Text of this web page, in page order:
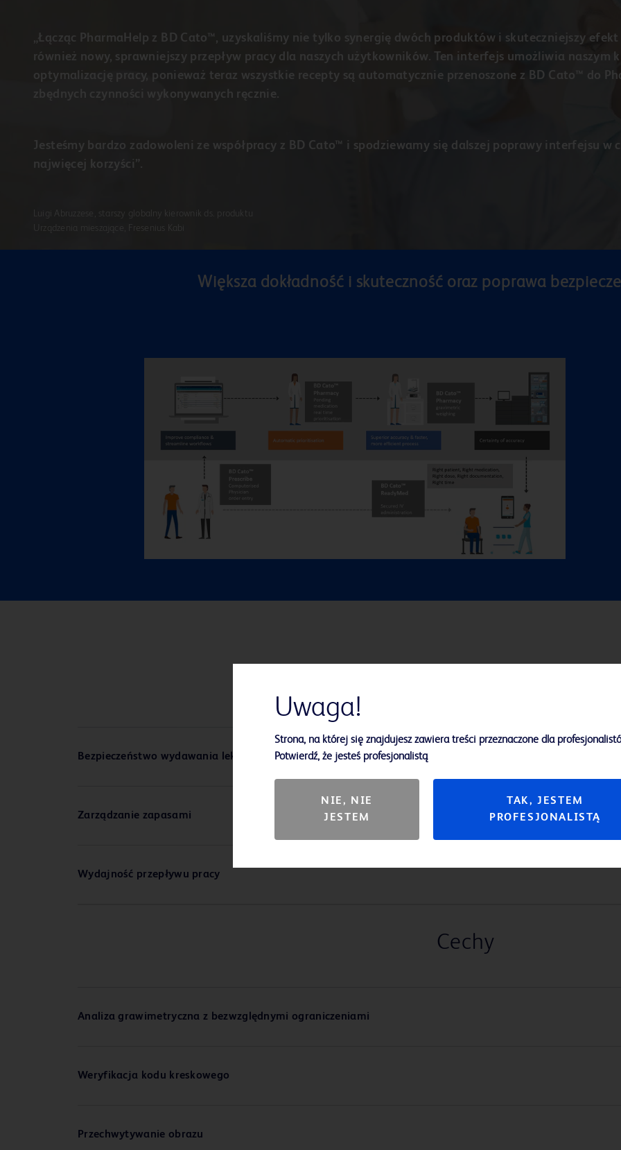
„Łącząc PharmaHelp z BD Cato™, uzyskaliśmy nie tylko synergię dwóch produktów i skuteczniejszy
również nowy, sprawniejszy przepływ pracy dla naszych użytkowników. Ten interfejs umożliwia naszym
optymalizację pracy, ponieważ teraz wszystkie recepty są automatycznie przenoszone z BD Cato™ do
zbędnych czynności wykonywanych ręcznie.
Jesteśmy bardzo zadowoleni ze współpracy z BD Cato™ i spodziewamy się dalszej poprawy interfejsu
najwięcej korzyści”.
Luigi Abruzzese, starszy globalny kierownik ds. produktu
Urządzenia mieszające, Fresenius Kabi
Większa dokładność i skuteczność oraz poprawa
Bezpieczeństwo wydawania leków
Zarządzanie zapasami
Wydajność przepływu pracy
Cechy
Analiza grawimetryczna z bezwzględnymi ograniczeniami
Weryfikacja kodu kreskowego
Przechwytywanie obrazu
Uwaga!
Strona, na której się znajdujesz zawiera treści przeznaczone dla
Potwierdź, że jesteś profesjonalistą
NIE, NIE
JESTEM
TAK, JESTEM
PROFESJONALISTĄ